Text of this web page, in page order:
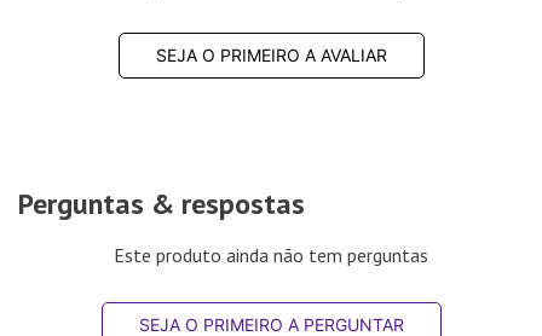
SEJA O PRIMEIRO A AVALIAR
Perguntas & respostas
Este produto ainda não tem perguntas
SEJA O PRIMEIRO A PERGUNTAR